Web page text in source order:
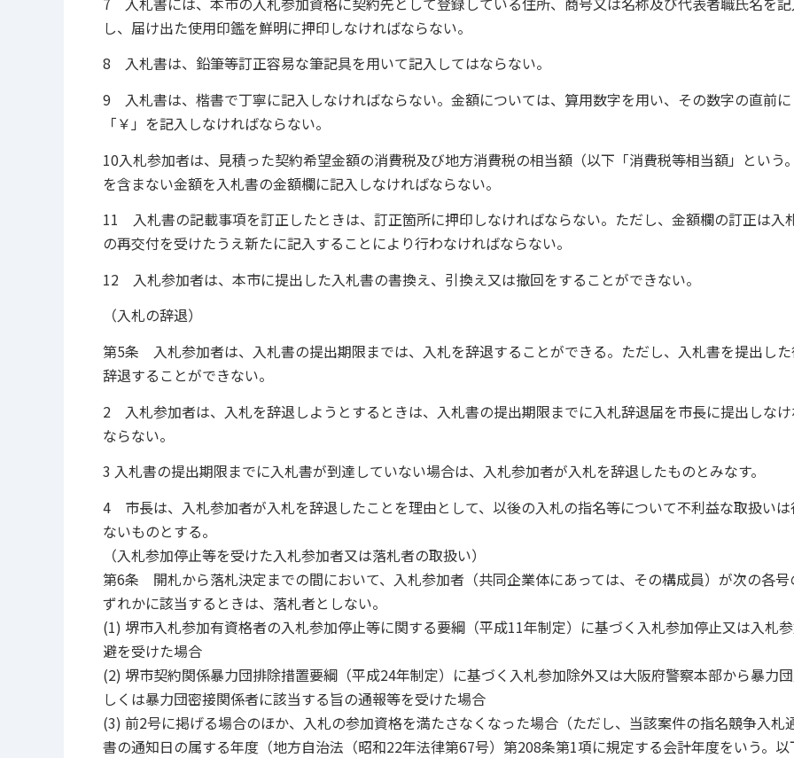
し、届け出た使用印鑑を鮮明に押印しなければならない。
8 入札書は、鉛筆等訂正容易な筆記具を用いて記入してはならない。
9 入札書は、楷書で丁寧に記入しなければならない。金額については、算用数字を用い、その数字の直前に
「￥」を記入しなければならない。
10入札参加者は、見積った契約希望金額の消費税及び地方消費税の相当額（以下「消費税等相当額」という。
を含まない金額を入札書の金額欄に記入しなければならない。
11 入札書の記載事項を訂正したときは、訂正箇所に押印しなければならない。ただし、金額欄の訂正は入
の再交付を受けたうえ新たに記入することにより行わなければならない。
12 入札参加者は、本市に提出した入札書の書換え、引換え又は撤回をすることができない。
（入札の辞退）
第5条 入札参加者は、入札書の提出期限までは、入札を辞退することができる。ただし、入札書を提出し
辞退することができない。
2 入札参加者は、入札を辞退しようとするときは、入札書の提出期限までに入札辞退届を市長に提出しな
ならない。
3 入札書の提出期限までに入札書が到達していない場合は、入札参加者が入札を辞退したものとみなす。
4 市長は、入札参加者が入札を辞退したことを理由として、以後の入札の指名等について不利益な取扱いは
ないものとする。
（入札参加停止等を受けた入札参加者又は落札者の取扱い）
第6条 開札から落札決定までの間において、入札参加者（共同企業体にあっては、その構成員）が次の各号
ずれかに該当するときは、落札者としない。
(1) 堺市入札参加有資格者の入札参加停止等に関する要綱（平成11年制定）に基づく入札参加停止又は入札
避を受けた場合
(2) 堺市契約関係暴力団排除措置要綱（平成24年制定）に基づく入札参加除外又は大阪府警察本部から暴力
しくは暴力団密接関係者に該当する旨の通報等を受けた場合
(3) 前2号に掲げる場合のほか、入札の参加資格を満たさなくなった場合（ただし、当該案件の指名競争入札
書の通知日の属する年度（地方自治法（昭和22年法律第67号）第208条第1項に規定する会計年度をいう。以